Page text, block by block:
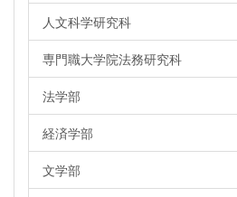
人文科学研究科
専門職大学院法務研究科
法学部
経済学部
文学部